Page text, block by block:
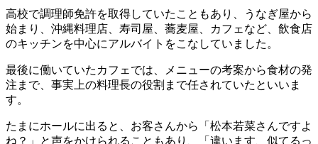
高校で調理師免許を取得していたこともあり、うなぎ屋から
始まり、沖縄料理店、寿司屋、蕎麦屋、カフェなど、飲食店
のキッチンを中心にアルバイトをこなしていました。
最後に働いていたカフェでは、メニューの考案から食材の発
注まで、事実上の料理長の役割まで任されていたといいま
す。
たまにホールに出ると、お客さんから「松本若菜さんですよ
ね？」と声をかけられることもあり、「違います、似てるっ